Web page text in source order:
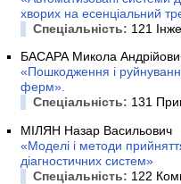
хворих на есенціальний
Спеціальність: 121
БАСАРА Микола
«Пошкодження і
ферм».
Спеціальність: 131
МІЛЯН Назар Васильович
«Моделі і методи
діагностичних систем»
Спеціальність: 122